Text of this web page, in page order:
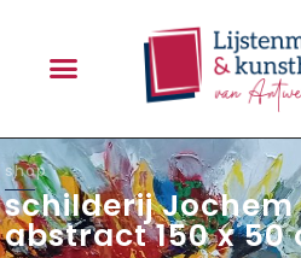
shop
schilderij
abstract 150 x 50